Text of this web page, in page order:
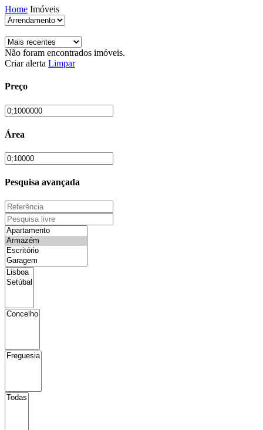
Home Imóveis
Não foram encontrados imóveis.
Criar alerta Limpar
Preço
Área
Pesquisa avançada